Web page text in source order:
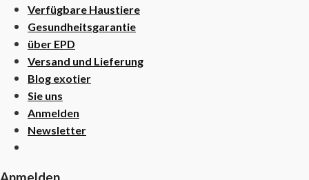
Verfügbare Haustiere
Gesundheitsgarantie
über EPD
Versand und Lieferung
Blog exotier
Sie uns
Anmelden
Newsletter